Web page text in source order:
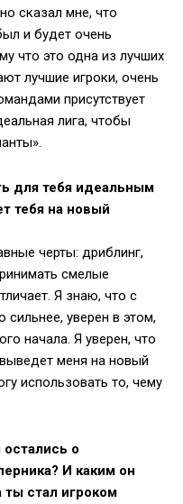
сказал мне, что
и будет очень
что это одна из лучших
лучшие игроки, очень
присутствует
лига, чтобы
для тебя идеальным
тебя на новый
черты: дриблинг,
смелые
Я знаю, что с
сильнее, уверен в этом,
начала. Я уверен, что
меня на новый
использовать то, чему
остались о
И каким он
ты стал игроком